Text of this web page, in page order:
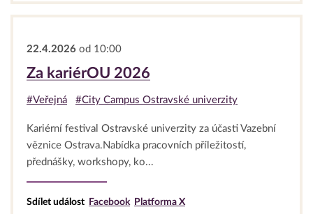
22.4.2026 od 10:00
Za kariérOU 2026
#Veřejná #City Campus Ostravské univerzity
Kariérní festival Ostravské univerzity za účasti Vazební
věznice Ostrava.Nabídka pracovních příležitostí,
přednášky, workshopy, ko...
Sdílet událost Facebook Platforma X